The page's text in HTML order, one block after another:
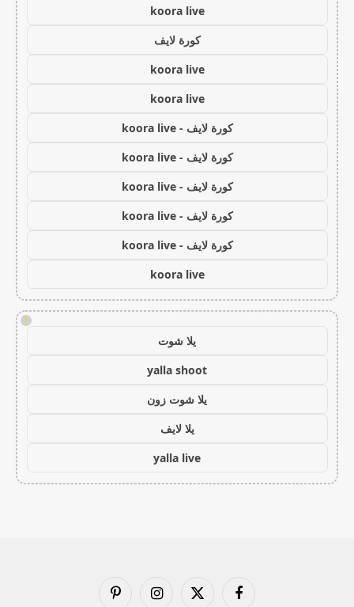
koora live
كورة لايف
koora live
koora live
كورة لايف - koora live
كورة لايف - koora live
كورة لايف - koora live
كورة لايف - koora live
كورة لايف - koora live
koora live
!
يلا شوت
yalla shoot
يلا شوت زون
يلا لايف
yalla live
فيسبوك X الانستغرامبينتيريست